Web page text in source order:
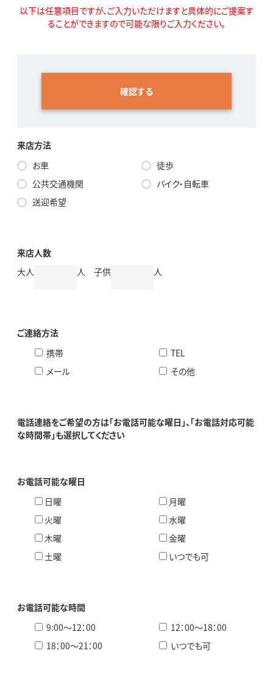
以下は任意項目ですが、ご入力いただけますと具体的にご提案す
ることができますので可能な限りご入力ください。
確認する
来店方法
お車
徒歩
公共交通機関
バイク・自転車
送迎希望
来店人数
大人
人 子供 人
ご連絡方法
携帯
TEL
メール
その他
電話連絡をご希望の方は「お電話可能な曜日」、「お電話対応可能
な時間帯」も選択してください
お電話可能な曜日
日曜
月曜
火曜
水曜
木曜
金曜
土曜
いつでも可
お電話可能な時間
9:00〜12：00
12：00〜18：00
18：00〜21：00
いつでも可